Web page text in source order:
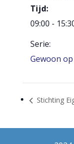
Tijd:
09:00 -
Serie:
Gewoon
Stichting